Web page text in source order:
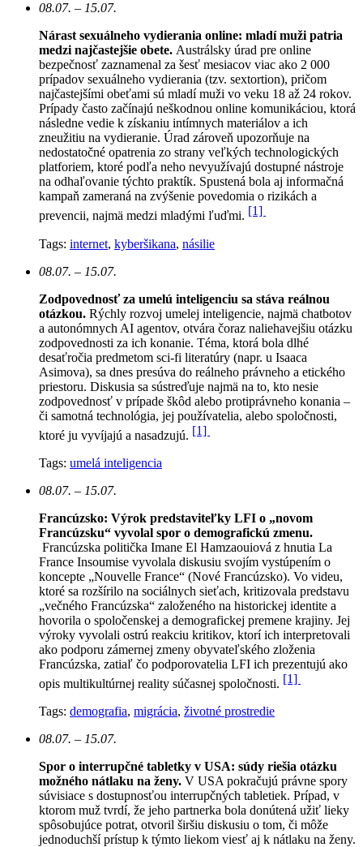
08.07. – 15.07.
Nárast sexuálneho vydierania online: mladí muži patria
medzi najčastejšie obete. Austrálsky úrad pre online
bezpečnosť zaznamenal za šesť mesiacov viac ako 2 000
prípadov sexuálneho vydierania (tzv. sextortion), pričom
najčastejšími obeťami sú mladí muži vo veku 18 až 24 rokov.
Prípady často začínajú neškodnou online komunikáciou, ktorá
následne vedie k získaniu intímnych materiálov a ich
zneužitiu na vydieranie. Úrad zároveň upozorňuje na
nedostatočné opatrenia zo strany veľkých technologických
platforiem, ktoré podľa neho nevyužívajú dostupné nástroje
na odhaľovanie týchto praktík. Spustená bola aj informačná
kampaň zameraná na zvýšenie povedomia o rizikách a
prevencii, najmä medzi mladými ľuďmi. [1]
Tags: internet, kyberšikana, násilie
08.07. – 15.07.
Zodpovednosť za umelú inteligenciu sa stáva reálnou
otázkou. Rýchly rozvoj umelej inteligencie, najmä chatbotov
a autonómnych AI agentov, otvára čoraz naliehavejšiu otázku
zodpovednosti za ich konanie. Téma, ktorá bola dlhé
desaťročia predmetom sci-fi literatúry (napr. u Isaaca
Asimova), sa dnes presúva do reálneho právneho a etického
priestoru. Diskusia sa sústreďuje najmä na to, kto nesie
zodpovednosť v prípade škôd alebo protiprávneho konania –
či samotná technológia, jej používatelia, alebo spoločnosti,
ktoré ju vyvíjajú a nasadzujú. [1]
Tags: umelá inteligencia
08.07. – 15.07.
Francúzsko: Výrok predstaviteľky LFI o „novom
Francúzsku“ vyvolal spor o demografickú zmenu.
Francúzska politička Imane El Hamzaouiová z hnutia La
France Insoumise vyvolala diskusiu svojím vystúpením o
koncepte „Nouvelle France“ (Nové Francúzsko). Vo videu,
ktoré sa rozšírilo na sociálnych sieťach, kritizovala predstavu
„večného Francúzska“ založeného na historickej identite a
hovorila o spoločenskej a demografickej premene krajiny. Jej
výroky vyvolali ostrú reakciu kritikov, ktorí ich interpretovali
ako podporu zámernej zmeny obyvateľského zloženia
Francúzska, zatiaľ čo podporovatelia LFI ich prezentujú ako
opis multikultúrnej reality súčasnej spoločnosti. [1]
Tags: demografia, migrácia, životné prostredie
08.07. – 15.07.
Spor o interrupčné tabletky v USA: súdy riešia otázku
možného nátlaku na ženy. V USA pokračujú právne spory
súvisiace s dostupnosťou interrupčných tabletiek. Prípad, v
ktorom muž tvrdí, že jeho partnerka bola donútená užiť lieky
spôsobujúce potrat, otvoril širšiu diskusiu o tom, či môže
jednoduchší prístup k týmto liekom viesť aj k nátlaku na ženy.